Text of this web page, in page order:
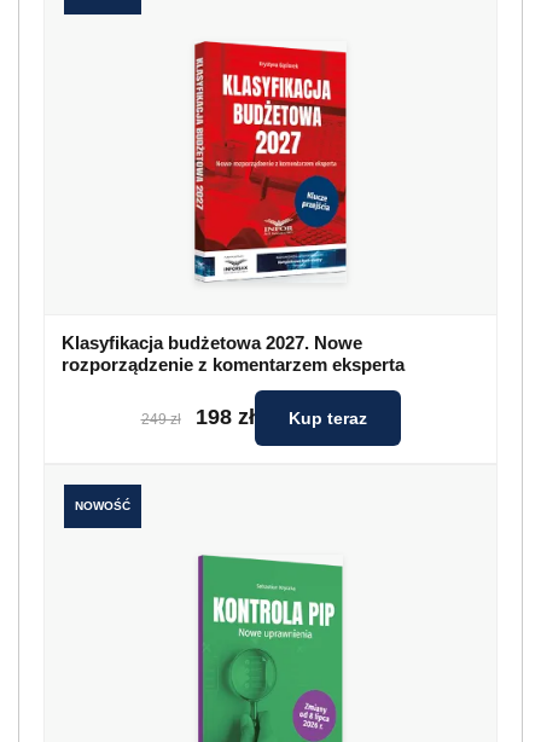
Klasyfikacja budżetowa 2027. Nowe
rozporządzenie z komentarzem eksperta
249 zł 198 zł Kup teraz
NOWOŚĆ